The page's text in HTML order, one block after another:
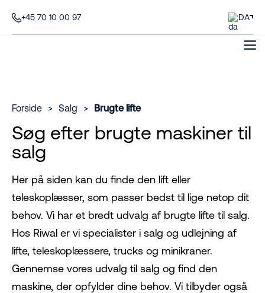
+45 70 10 00 97 DA
Forside > Salg > Brugte lifte
Søg efter brugte maskiner til
salg
Her på siden kan du finde den lift eller
teleskoplæsser, som passer bedst til lige netop dit
behov. Vi har et bredt udvalg af brugte lifte til salg.
Hos Riwal er vi specialister i salg og udlejning af
lifte, teleskoplæssere, trucks og minikraner.
Gennemse vores udvalg til salg og find den
maskine, der opfylder dine behov. Vi tilbyder også